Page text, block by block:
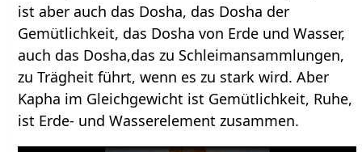
ist aber auch das Dosha, das Dosha der
Gemütlichkeit, das Dosha von Erde und Wasser,
auch das Dosha,das zu Schleimansammlungen,
zu Trägheit führt, wenn es zu stark wird. Aber
Kapha im Gleichgewicht ist Gemütlichkeit, Ruhe,
ist Erde- und Wasserelement zusammen.